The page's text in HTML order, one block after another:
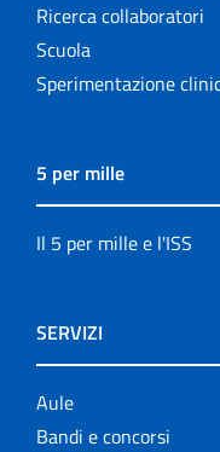
Ricerca collaboratori
Scuola
Sperimentazione
5 per mille
Il 5 per mille e l'ISS
SERVIZI
Aule
Bandi e concorsi